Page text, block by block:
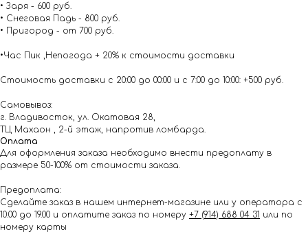
• Заря - 600 руб.
• Снеговая Падь - 800 руб.
• Пригород - от 700 руб.
•Час Пик ,Непогода + 20% к стоимости доставки
Стоимость доставки с 20:00 до 00:00 и с 7:00 до 10:00: +500 руб.
Самовывоз:
г. Владивосток, ул. Окатовая 28,
ТЦ Махаон , 2-й этаж, напротив ломбарда.
Оплата
Для оформления заказа необходимо внести предоплату в
размере 50-100% от стоимости заказа.
Предоплата:
Сделайте заказ в нашем интернет-магазине или у оператора с
10.00 до 19.00 и оплатите заказ по номеру +7 (914) 688 04 31 или по
номеру карты